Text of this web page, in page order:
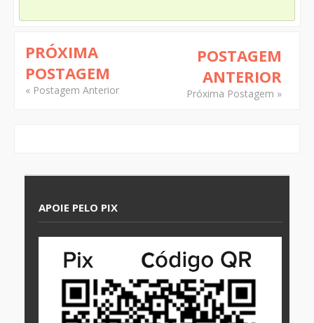
PRÓXIMA
POSTAGEM
« Postagem Anterior
POSTAGEM
ANTERIOR
Próxima Postagem »
APOIE PELO PIX